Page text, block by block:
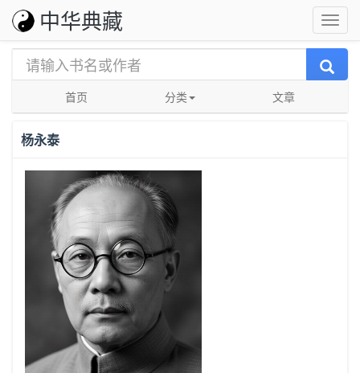
中华典藏
首页 分类 文章
杨永泰